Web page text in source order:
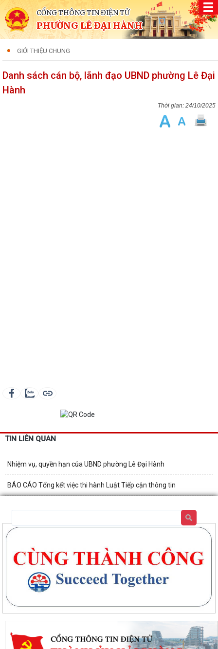
CỔNG THÔNG TIN ĐIỆN TỬ
PHƯỜNG LÊ ĐẠI HÀNH
GIỚI THIỆU CHUNG
Danh sách cán bộ, lãnh đạo UBND phường Lê Đại
Hành
24/10/2025
TIN LIÊN QUAN
Nhiệm vụ, quyền hạn của UBND phường Lê Đại Hành
BÁO CÁO Tổng kết việc thi hành Luật Tiếp cận thông tin